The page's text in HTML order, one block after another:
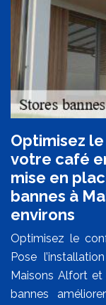
Optimisez
votre café
mise en
bannes à
environs
Optimisez le
Pose
Maisons Alfort
bannes